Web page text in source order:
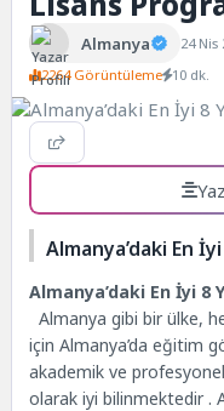
Almanya 24 Nis
2264 Görüntüleme 10 dk.
Almanya’daki En
Almanya’daki En İyi 8
Almanya gibi bir ülke,
için Almanya’da eğitim
akademik ve
olarak iyi bilinmektedir .